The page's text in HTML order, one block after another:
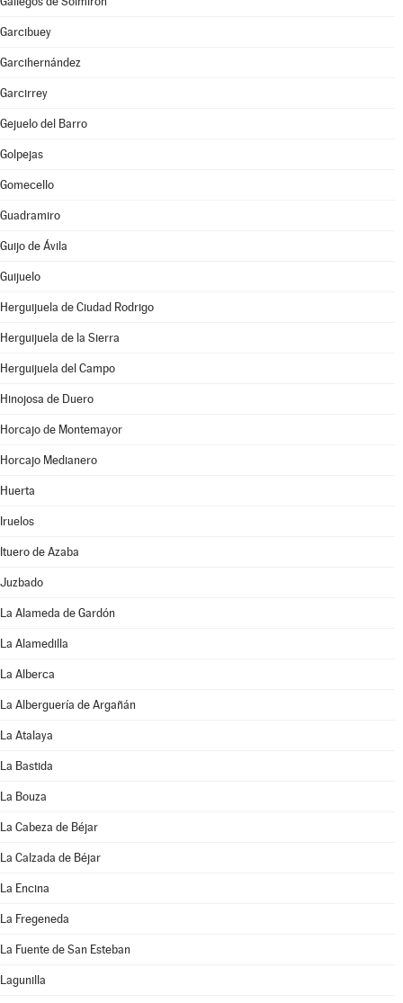
Garcibuey
Garcihernández
Garcirrey
Gejuelo del Barro
Golpejas
Gomecello
Guadramiro
Guijo de Ávila
Guijuelo
Herguijuela de Ciudad Rodrigo
Herguijuela de la Sierra
Herguijuela del Campo
Hinojosa de Duero
Horcajo de Montemayor
Horcajo Medianero
Huerta
Iruelos
Ituero de Azaba
Juzbado
La Alameda de Gardón
La Alamedilla
La Alberca
La Alberguería de Argañán
La Atalaya
La Bastida
La Bouza
La Cabeza de Béjar
La Calzada de Béjar
La Encina
La Fregeneda
La Fuente de San Esteban
Lagunilla